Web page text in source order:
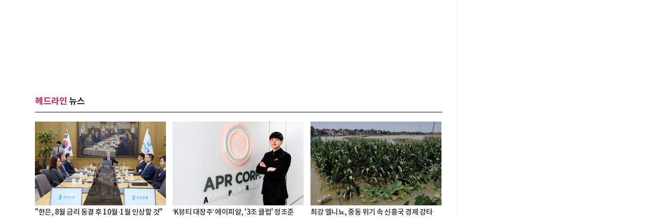
헤드라인 뉴스
"한은, 8월 금리 동결 후 10월·1월 인상할 것" ‘K뷰티 대장주’ 에이피알, '3조 클럽' 정조준 최강 엘니뇨, 중동 위기 속 신흥국 경제 강타